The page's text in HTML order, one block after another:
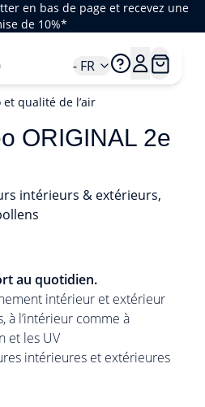
en bas de page et recevez une
de 10%*
- FR
et qualité de l’air
ORIGINAL 2e
intérieurs & extérieurs,
au quotidien.
intérieur et extérieur
à l’intérieur comme à
et les UV
intérieures et extérieures